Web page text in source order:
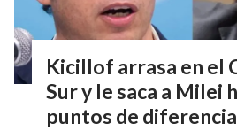
Kicillof arrasa en el
Sur y le saca a Milei
puntos de diferencia